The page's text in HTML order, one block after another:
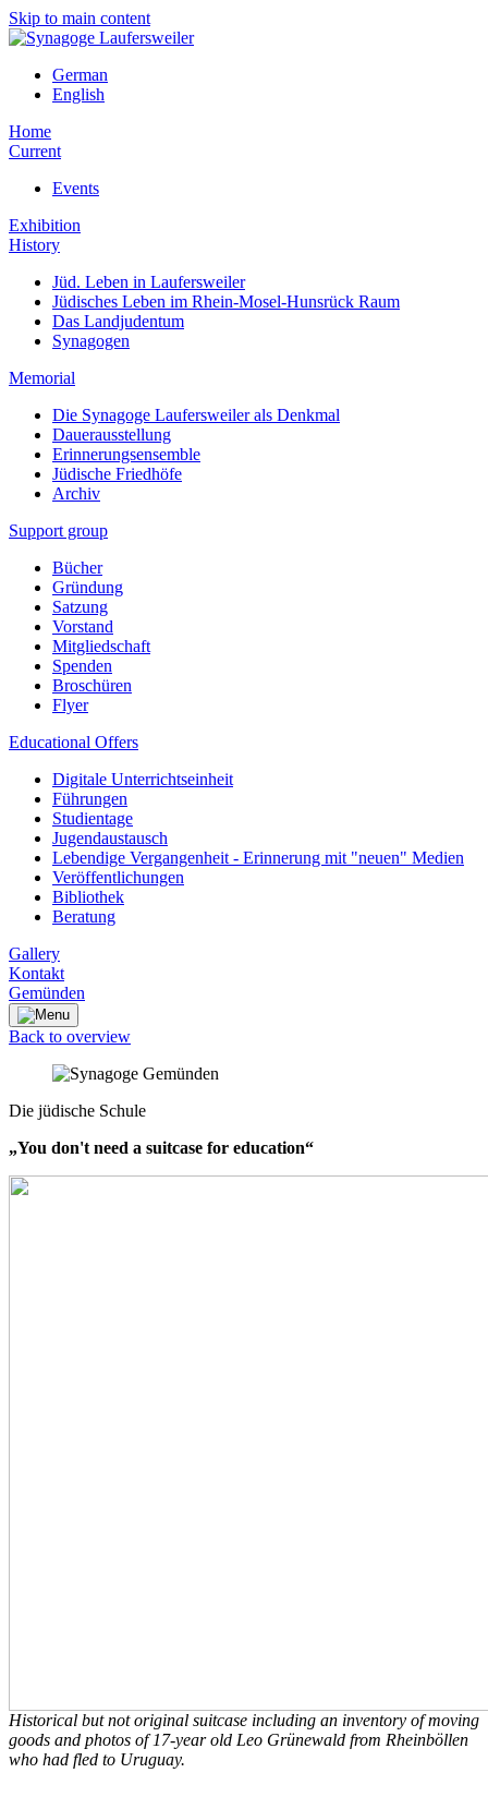
Skip to main content
German
English
Home
Current
Events
Exhibition
History
Jüd. Leben in Laufersweiler
Jüdisches Leben im Rhein-Mosel-Hunsrück Raum
Das Landjudentum
Synagogen
Memorial
Die Synagoge Laufersweiler als Denkmal
Dauerausstellung
Erinnerungsensemble
Jüdische Friedhöfe
Archiv
Support group
Bücher
Gründung
Satzung
Vorstand
Mitgliedschaft
Spenden
Broschüren
Flyer
Educational Offers
Digitale Unterrichtseinheit
Führungen
Studientage
Jugendaustausch
Lebendige Vergangenheit - Erinnerung mit "neuen" Medien
Veröffentlichungen
Bibliothek
Beratung
Gallery
Kontakt
Gemünden
Back to overview
Die jüdische Schule
„You don't need a suitcase for education“
Historical but not original suitcase including an inventory of moving
goods and photos of 17-year old Leo Grünewald from Rheinböllen
who had fled to Uruguay.